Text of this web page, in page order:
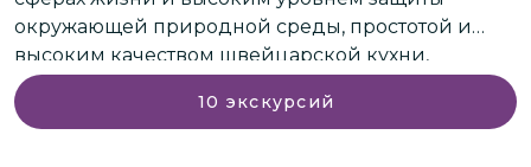
окружающей природной среды, простотой и
высоким качеством швейцарской кухни,
обилием исторических памятников, старинных
замков и высоким уровнем жизни в этой стране,
10 экскурсий